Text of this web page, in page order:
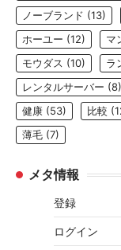
ノーブランド (13)
ホーユー (12) マ
モウダス (10) ラ
レンタルサーバー (8)
健康 (53) 比較
薄毛 (7)
メタ情報
登録
ログイン